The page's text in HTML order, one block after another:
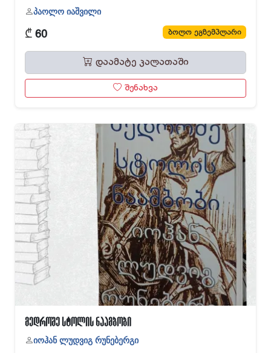
პაოლო იაშვილი
₾ 60 ბოლო ეგზემპლარი
დაამატე კალათაში
შენახვა
მედროშე სტოლის ნაამბობი
იოჰან ლუდვიგ რუნებერგი